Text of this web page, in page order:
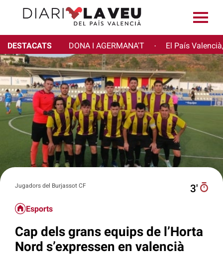
DESTACATS DONA I AGERMANA'T · El País
Jugadors del Burjassot CF 3′
Esports
Cap dels grans equips de l’Horta
Nord s’expressen en valencià